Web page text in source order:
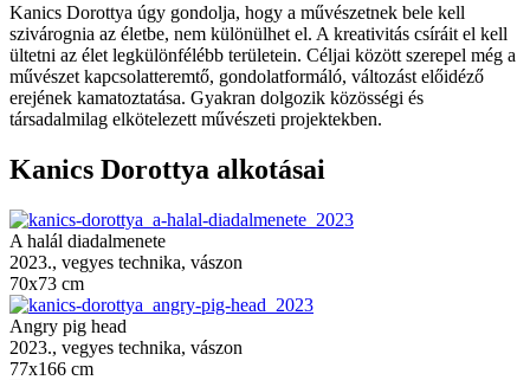
Kanics Dorottya úgy gondolja, hogy a művészetnek bele kell
szivárognia az életbe, nem különülhet el. A kreativitás csíráit el kell
ültetni az élet legkülönfélébb területein. Céljai között szerepel még a
művészet kapcsolatteremtő, gondolatformáló, változást előidéző
erejének kamatoztatása. Gyakran dolgozik közösségi és
társadalmilag elkötelezett művészeti projektekben.
Kanics Dorottya alkotásai
A halál diadalmenete
2023., vegyes technika, vászon
70x73 cm
Angry pig head
2023., vegyes technika, vászon
77x166 cm